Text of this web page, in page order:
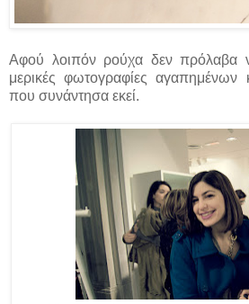
Αφού λοιπόν ρούχα δεν
μερικές φωτογραφίες
που συνάντησα εκεί.